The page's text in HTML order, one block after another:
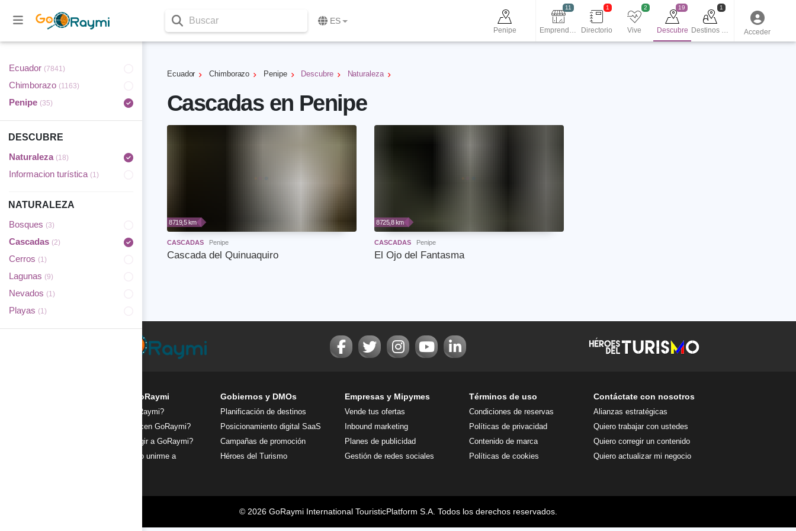
Buscar ES
Penipe Emprendedores
11
Directorio
1
Vive
2
Descubre
19
Destinos turísticos
1
Acceder
Ecuador (7841)
Chimborazo (1163)
Penipe (35)
DESCUBRE
Naturaleza (18)
Informacion turística (1)
NATURALEZA
Bosques (3)
Cascadas (2)
Cerros (1)
Lagunas (9)
Nevados (1)
Playas (1)
Ecuador Chimborazo Penipe Descubre Naturaleza
Cascadas en Penipe
8719,5 km
CASCADAS Penipe
Cascada del Quinuaquiro
8725,8 km
CASCADAS Penipe
El Ojo del Fantasma
FAQs de GoRaymi
¿Qué es GoRaymi?
¿Quiénes hacen GoRaymi?
¿Por qué elegir a GoRaymi?
¿Cómo puedo unirme a
Gobiernos y DMOs
Planificación de destinos
Posicionamiento digital SaaS
Campañas de promoción
Héroes del Turismo
Empresas y Mipymes
Vende tus ofertas
Inbound marketing
Planes de publicidad
Gestión de redes sociales
Términos de uso
Condiciones de reservas
Políticas de privacidad
Contenido de marca
Políticas de cookies
Contáctate con nosotros
Alianzas estratégicas
Quiero trabajar con ustedes
Quiero corregir un contenido
Quiero actualizar mi negocio
© 2026 GoRaymi International TouristicPlatform S.A. Todos los derechos reservados.